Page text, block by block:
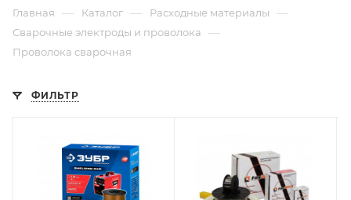
Главная — Каталог — Расходные материалы —
Сварочные электроды и проволока —
Проволока сварочная
ФИЛЬТР